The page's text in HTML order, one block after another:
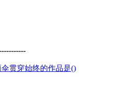
伞贯穿始终的作品是()